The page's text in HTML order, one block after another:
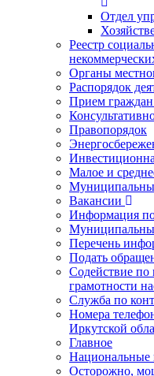
Отдел
Реестр
Органы
Распорядок
Прием граждан
Правопорядок
Малое и
Вакансии
Информация
Перечень
Подать
Содействие
грамотности
Служба по
Номера
Иркутской
Главное
Национальные
Осторожно,